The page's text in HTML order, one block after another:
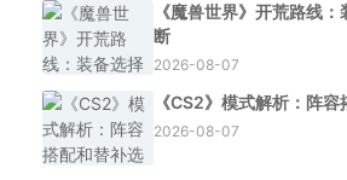
《魔兽世界》开荒路线
断
2026-08-07
《CS2》模式解析：阵
2026-08-07